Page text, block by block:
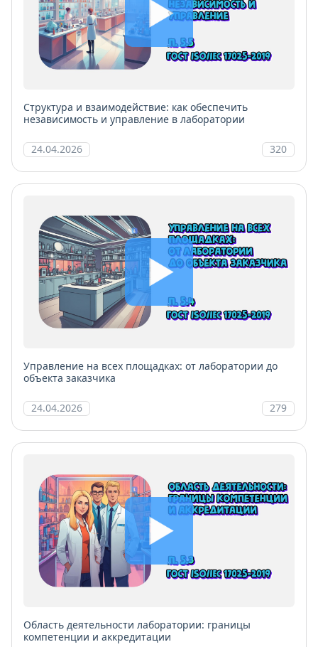
Структура и взаимодействие: как обеспечить
независимость и управление в лаборатории
24.04.2026 320
Управление на всех площадках: от лаборатории до
объекта заказчика
24.04.2026 279
Область деятельности лаборатории: границы
компетенции и аккредитации